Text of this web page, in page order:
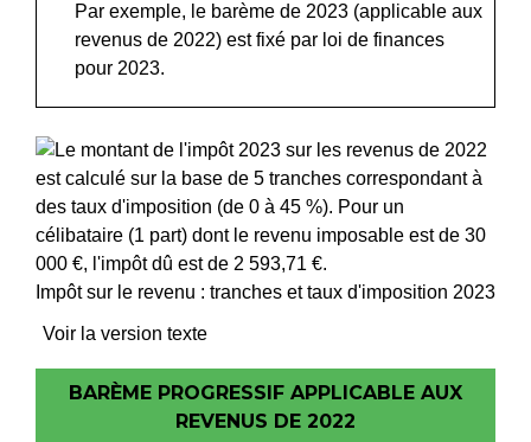
Par exemple, le barème de 2023 (applicable aux
revenus de 2022) est fixé par loi de finances
pour 2023.
Impôt sur le revenu : tranches et taux d'imposition 2023
Voir la version texte
BARÈME PROGRESSIF APPLICABLE AUX
REVENUS DE 2022